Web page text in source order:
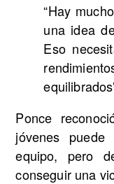
“Hay
una idea
Eso
Ponce
jóvenes
equipo, pero
conseguir una